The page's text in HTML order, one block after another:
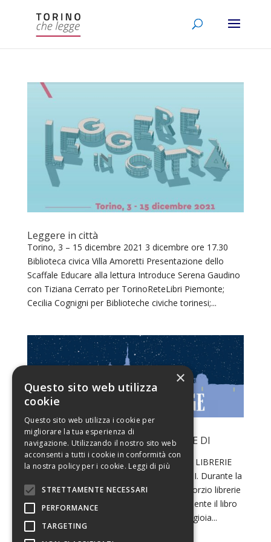
Leggere in città
Torino, 3 – 15 dicembre 2021 3 dicembre ore 17.30
Biblioteca civica Villa Amoretti Presentazione dello
Scaffale Educare alla lettura Introduce Serena Gaudino
con Tiziana Cerrato per TorinoReteLibri Piemonte;
Cecilia Cognigni per Biblioteche civiche torinesi;...
ANTEPRIMA DI TORINO CHE LEGGE E DI
PIEMONTE CHE LEGGE
SABATO 6 APRILE GRANDE FESTA DELLE LIBRERIE
INDIPENDENTI TORINESI TORINO Co.L.T.I. Durante la
giornata del 6 aprile, nelle librerie del Consorzio librerie
torinesi indipendenti verrà letto collettivamente il libro
Ritratto del lettore da giovane di Nicola Lagioia...
×
Questo sito web utilizza
cookie
Questo sito web utilizza i cookie per
migliorare la tua esperienza di
navigazione. Utilizzando il nostro sito web
acconsenti a tutti i cookie in conformità con
la nostra policy per i cookie. Leggi di più
STRETTAMENTE NECESSARI
PERFORMANCE
TARGETING